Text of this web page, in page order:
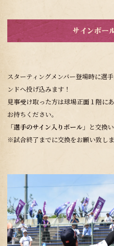
サインボー
スターティングメンバー登場時に選
ンドへ投げ込みます！
見事受け取った方は球場正面１階に
お持ちください。
「選手のサイン入りボール」 と交換
※試合終了までに交換をお願い致しま